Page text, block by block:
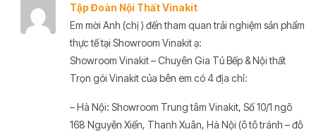
Tập Đoàn Nội Thất Vinakit
Em mời Anh (chị ) đến tham quan trải nghiệm sản phẩm
thực tế tại Showroom Vinakit ạ:
Showroom Vinakit – Chuyên Gia Tủ Bếp & Nội thất
Trọn gói Vinakit của bên em có 4 địa chỉ:
– Hà Nội: Showroom Trung tâm Vinakit, Số 10/1 ngõ
168 Nguyễn Xiển, Thanh Xuân, Hà Nội (ô tô tránh – đỗ